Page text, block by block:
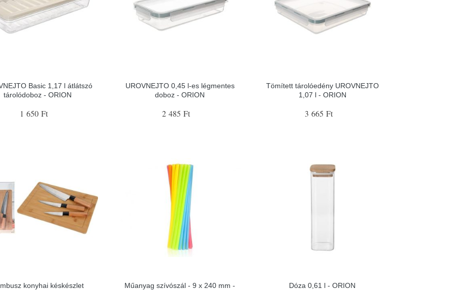
Basic 1,17 l átlátszó
tárolódoboz - ORION
1 650 Ft
UROVNEJTO 0,45 l-es légmentes
doboz - ORION
2 485 Ft
Tömített tárolóedény UROVNEJTO
1,07 l - ORION
3 665 Ft
konyhai késkészlet
Műanyag szívószál - 9 x 240 mm -
Dóza 0,61 l - ORION